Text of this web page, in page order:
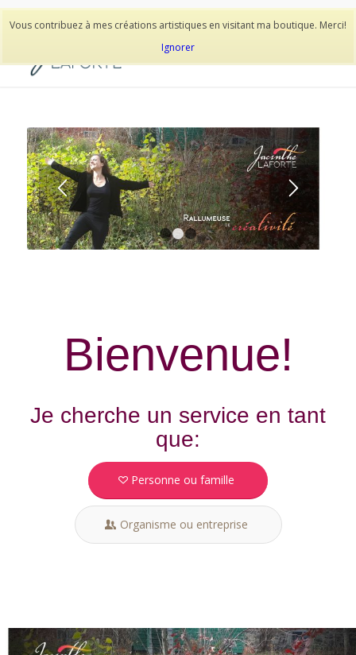
Vous contribuez à mes créations artistiques en visitant ma boutique. Merci!
Ignorer
514-278-9938
1 2 3
Bienvenue!
Je cherche un service en tant
que:
Personne ou famille
Organisme ou entreprise